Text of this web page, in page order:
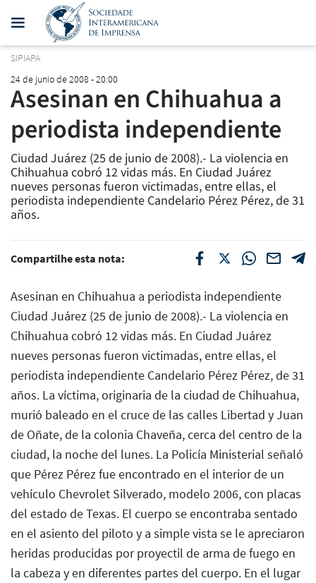
SIPIAPA
24 de junio de 2008 - 20:00
Asesinan en Chihuahua a
periodista independiente
Ciudad Juárez (25 de junio de 2008).- La violencia en
Chihuahua cobró 12 vidas más. En Ciudad Juárez
nueves personas fueron victimadas, entre ellas, el
periodista independiente Candelario Pérez Pérez, de 31
años.
Compartilhe esta nota:
Asesinan en Chihuahua a periodista independiente
Ciudad Juárez (25 de junio de 2008).- La violencia en
Chihuahua cobró 12 vidas más. En Ciudad Juárez
nueves personas fueron victimadas, entre ellas, el
periodista independiente Candelario Pérez Pérez, de 31
años. La víctima, originaria de la ciudad de Chihuahua,
murió baleado en el cruce de las calles Libertad y Juan
de Oñate, de la colonia Chaveña, cerca del centro de la
ciudad, la noche del lunes. La Policía Ministerial señaló
que Pérez Pérez fue encontrado en el interior de un
vehículo Chevrolet Silverado, modelo 2006, con placas
del estado de Texas. El cuerpo se encontraba sentado
en el asiento del piloto y a simple vista se le apreciaron
heridas producidas por proyectil de arma de fuego en
la cabeza y en diferentes partes del cuerpo. En el lugar